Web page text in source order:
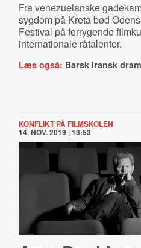
Fra venezuelanske
sygdom på Kreta bød
Festival på forrygende
internationale råtalenter.
Læs også: Barsk iransk
KONFLIKT PÅ FILMSKOLEN
14. NOV. 2019 | 13:53